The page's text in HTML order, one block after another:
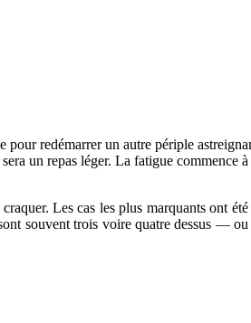
pour redémarrer un autre périple
un repas léger. La fatigue commence
Les cas les plus marquants ont
souvent trois voire quatre dessus —